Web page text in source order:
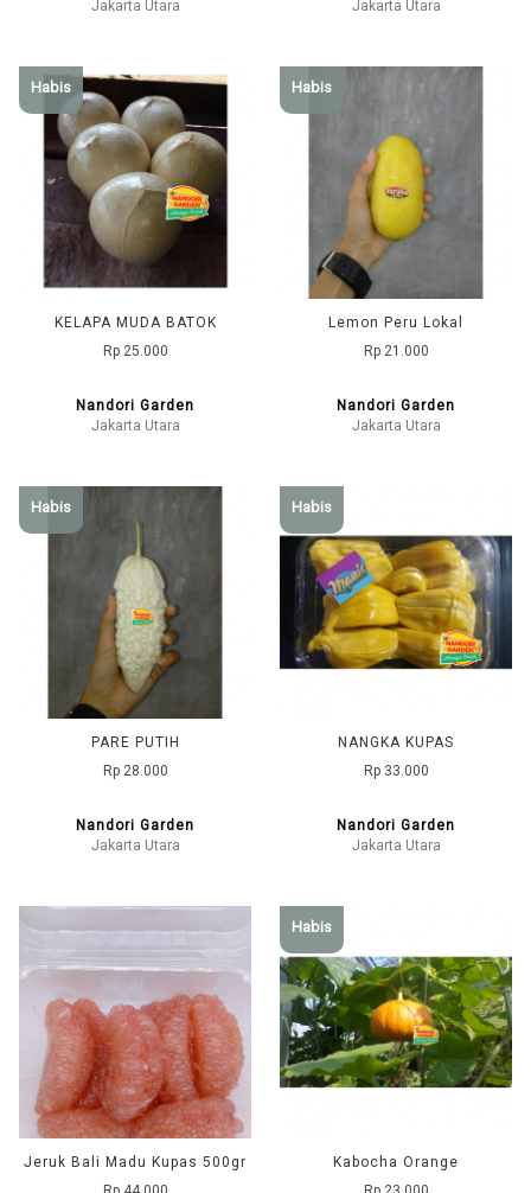
Jakarta Utara Jakarta Utara
Habis
KELAPA MUDA BATOK
Rp 25.000
Nandori Garden
Jakarta Utara
Habis
Lemon Peru Lokal
Rp 21.000
Nandori Garden
Jakarta Utara
Habis
PARE PUTIH
Rp 28.000
Nandori Garden
Jakarta Utara
Habis
NANGKA KUPAS
Rp 33.000
Nandori Garden
Jakarta Utara
Jeruk Bali Madu Kupas 500gr
Habis
Kabocha Orange